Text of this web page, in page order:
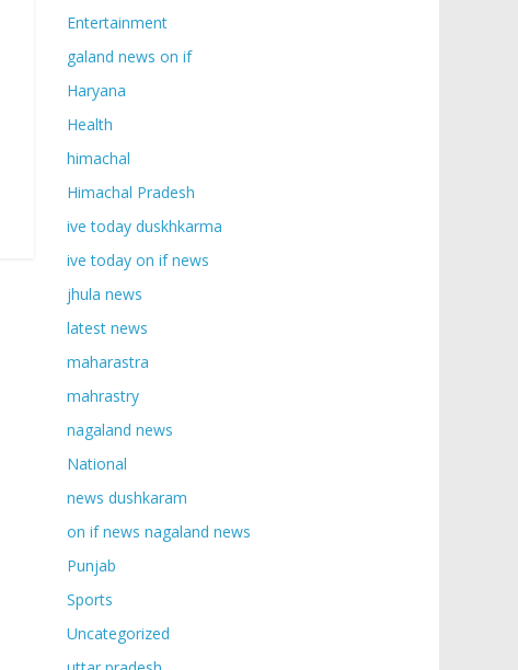
Entertainment
galand news on if
Haryana
Health
himachal
Himachal Pradesh
ive today duskhkarma
ive today on if news
jhula news
latest news
maharastra
mahrastry
nagaland news
National
news dushkaram
on if news nagaland news
Punjab
Sports
Uncategorized